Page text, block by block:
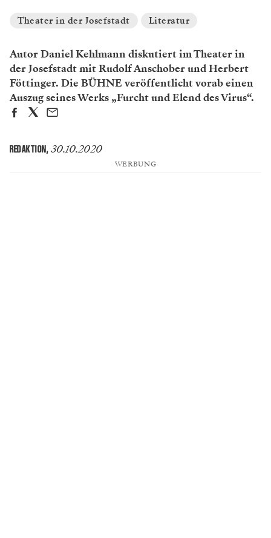
Theater in der Josefstadt Literatur
Autor Daniel Kehlmann diskutiert im Theater in
der Josefstadt mit Rudolf Anschober und Herbert
Föttinger. Die BÜHNE veröffentlicht vorab einen
Auszug seines Werks „Furcht und Elend des Virus“.
REDAKTION, 30.10.2020
WERBUNG